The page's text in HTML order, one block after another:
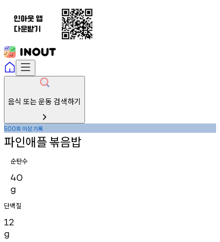
음식 또는 운동 검색하기
500회 이상기록
파인애플볶음밥
순탄수
40
g
단백질
12
g